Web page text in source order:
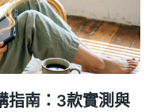
指南：3款實測與